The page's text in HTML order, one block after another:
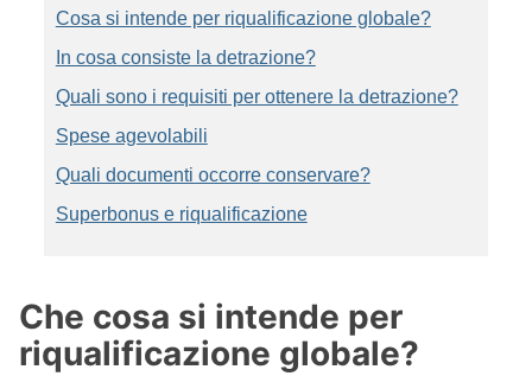
Cosa si intende per riqualificazione globale?
In cosa consiste la detrazione?
Quali sono i requisiti per ottenere la detrazione?
Spese agevolabili
Quali documenti occorre conservare?
Superbonus e riqualificazione
Che cosa si intende per
riqualificazione globale?